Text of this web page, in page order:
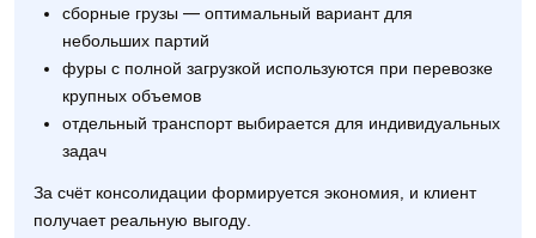
сборные грузы — оптимальный вариант для
небольших партий
фуры с полной загрузкой используются при перевозке
крупных объемов
отдельный транспорт выбирается для индивидуальных
задач
За счёт консолидации формируется экономия, и клиент
получает реальную выгоду.